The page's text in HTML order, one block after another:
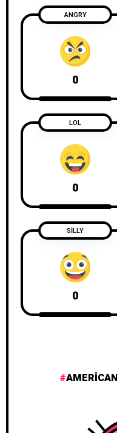
ANGRY
0
LOL
0
SILLY
0